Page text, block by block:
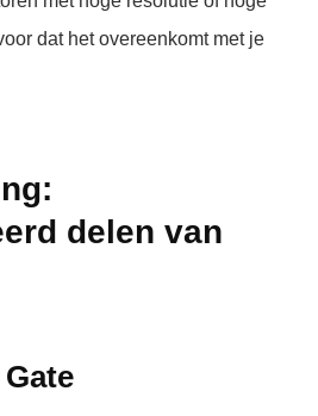
dat het overeenkomt met je
delen van